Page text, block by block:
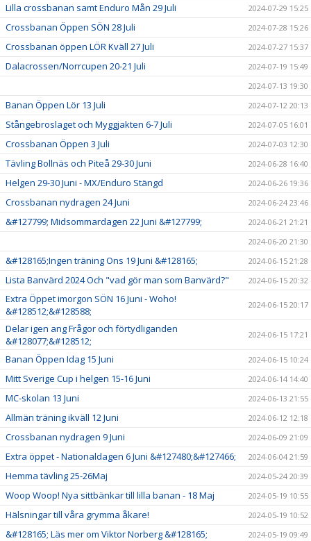
Lilla crossbanan samt Enduro Mån 29 Juli 2024-07-29 15:25
Crossbanan Öppen SÖN 28 Juli 2024-07-28 15:26
Crossbanan öppen LÖR Kväll 27 Juli 2024-07-27 15:37
Dalacrossen/Norrcupen 20-21 Juli
2024-07-19 15:49
2024-07-13 19:30
Banan Öppen Lör 13 Juli 2024-07-12 20:13
Stångebroslaget och Myggjakten 6-7 Juli 2024-07-05 16:01
Crossbanan Öppen 3 Juli 2024-07-03 12:30
Tävling Bollnäs och Piteå 29-30 Juni 2024-06-28 16:40
Helgen 29-30 Juni - MX/Enduro Stängd 2024-06-26 19:36
Crossbanan nydragen 24 Juni 2024-06-24 23:46
&#127799; Midsommardagen 22 Juni &#127799;
2024-06-21 21:21
2024-06-20 21:30
&#128165;Ingen träning Ons 19 Juni &#128165; 2024-06-15 21:28
Lista Banvärd 2024 Och "vad gör man som Banvärd?" 2024-06-15 20:32
Extra Öppet imorgon SÖN 16 Juni - Woho!
&#128512;&#128588;
2024-06-15 20:17
Delar igen ang Frågor och förtydliganden
&#128077;&#128512;
2024-06-15 17:21
Banan Öppen Idag 15 Juni 2024-06-15 10:24
Mitt Sverige Cup i helgen 15-16 Juni 2024-06-14 14:40
MC-skolan 13 Juni 2024-06-13 21:55
Allmän träning ikväll 12 Juni 2024-06-12 12:18
Crossbanan nydragen 9 Juni 2024-06-09 21:09
Extra öppet - Nationaldagen 6 Juni &#127480;&#127466; 2024-06-04 21:59
Hemma tävling 25-26Maj 2024-05-24 20:39
Woop Woop! Nya sittbänkar till lilla banan - 18 Maj 2024-05-19 10:55
Hälsningar till våra grymma åkare! 2024-05-19 10:52
&#128165; Läs mer om Viktor Norberg &#128165; 2024-05-19 09:49